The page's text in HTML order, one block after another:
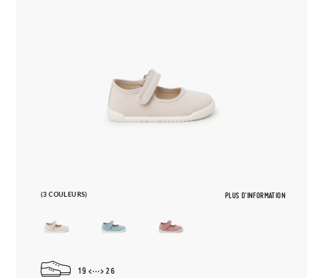
(3 COULEURS) PLUS D'INFORMATION
19 26